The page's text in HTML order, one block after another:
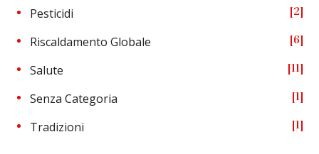
Pesticidi 2
Riscaldamento Globale 6
Salute 11
Senza Categoria 1
Tradizioni 1